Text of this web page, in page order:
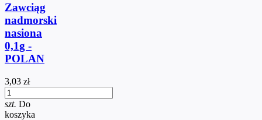
Zawciąg
nadmorski
nasiona
0,1g -
POLAN
3,03 zł
szt. Do
koszyka